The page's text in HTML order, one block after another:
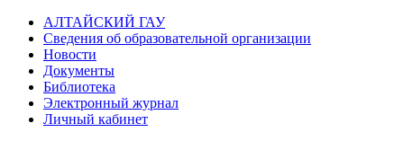
АЛТАЙСКИЙ ГАУ
Сведения об образовательной организации
Новости
Документы
Библиотека
Электронный журнал
Личный кабинет